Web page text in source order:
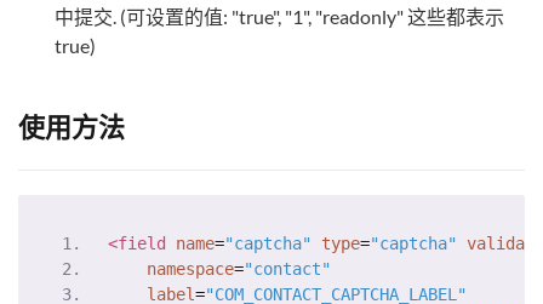
中提交. (可设置的值: "true", "1", "readonly" 这些都表示
true)
使用方法
<field name="captcha" type="captcha"
validate
namespace="contact"
label="COM_CONTACT_CAPTCHA_LABEL"